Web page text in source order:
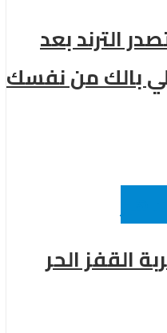
الترند بعد
بالك من نفسك
القفز الحر